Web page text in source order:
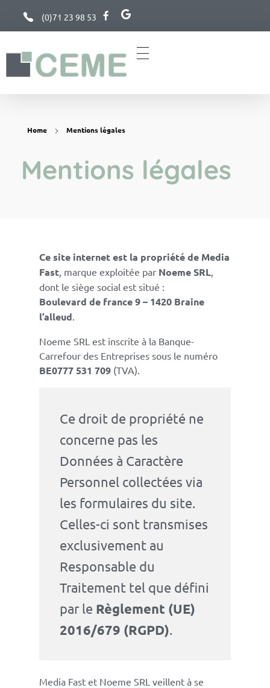
(0)71 23 98 53
Home Mentions légales
Mentions légales
Ce site internet est la propriété de Media
Fast, marque exploitée par Noeme SRL,
dont le siège social est situé :
Boulevard de france 9 – 1420 Braine
l’alleud.
Noeme SRL est inscrite à la Banque-
Carrefour des Entreprises sous le numéro
BE0777 531 709(TVA).
Ce droit de propriété ne
concerne pas les
Données à Caractère
Personnel collectées via
les formulaires du site.
Celles-ci sont transmises
exclusivement au
Responsable du
Traitement tel que défini
par le Règlement (UE)
2016/679 (RGPD).
Media Fast et Noeme SRL veillent à se